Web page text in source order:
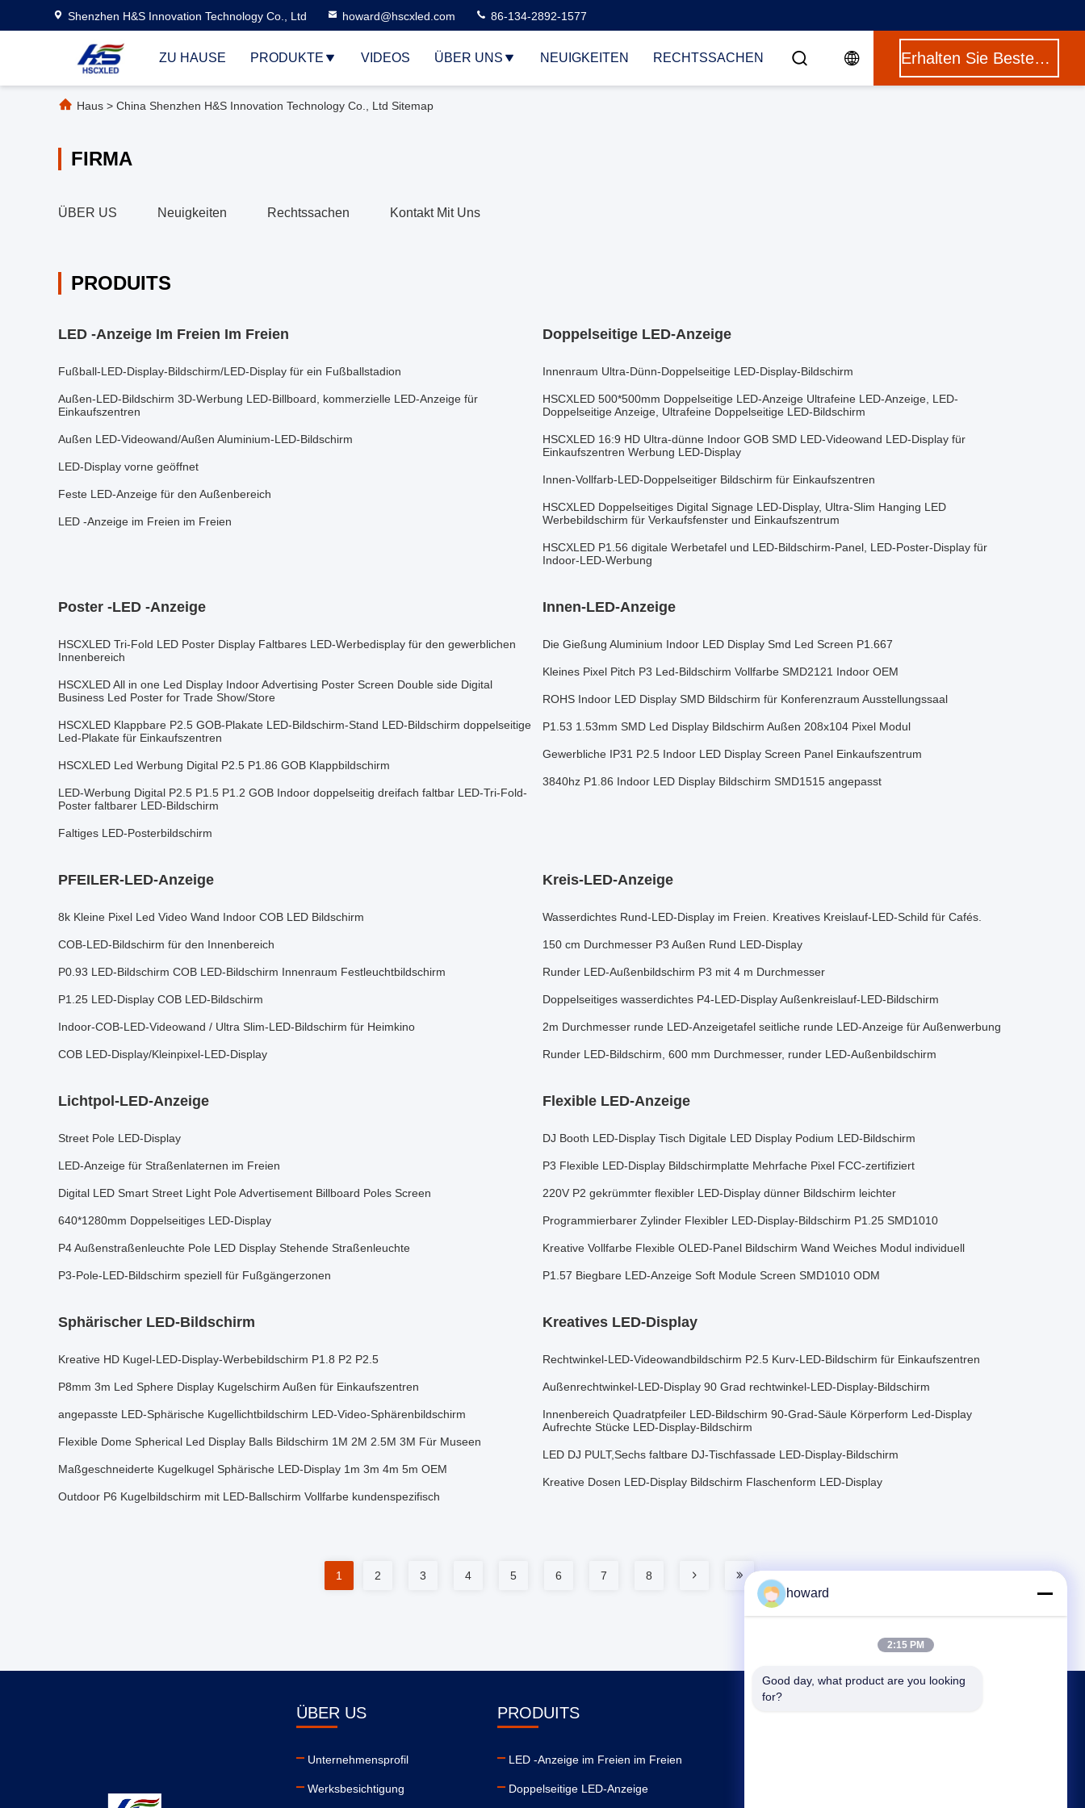
Shenzhen H&S Innovation Technology Co., Ltd howard@hscxled.com 86-134-2892-1577
ZU HAUSE PRODUKTE VIDEOS ÜBER UNS NEUIGKEITEN RECHTSSACHEN Erhalten Sie Besten Preis
Haus > China Shenzhen H&S Innovation Technology Co., Ltd Sitemap
FIRMA
ÜBER US Neuigkeiten Rechtssachen Kontakt Mit Uns
PRODUITS
LED -Anzeige Im Freien Im Freien
Fußball-LED-Display-Bildschirm/LED-Display für ein Fußballstadion
Außen-LED-Bildschirm 3D-Werbung LED-Billboard, kommerzielle LED-Anzeige für
Einkaufszentren
Außen LED-Videowand/Außen Aluminium-LED-Bildschirm
LED-Display vorne geöffnet
Feste LED-Anzeige für den Außenbereich
LED -Anzeige im Freien im Freien
Doppelseitige LED-Anzeige
Innenraum Ultra-Dünn-Doppelseitige LED-Display-Bildschirm
HSCXLED 500*500mm Doppelseitige LED-Anzeige Ultrafeine LED-Anzeige, LED-
Doppelseitige Anzeige, Ultrafeine Doppelseitige LED-Bildschirm
HSCXLED 16:9 HD Ultra-dünne Indoor GOB SMD LED-Videowand LED-Display für
Einkaufszentren Werbung LED-Display
Innen-Vollfarb-LED-Doppelseitiger Bildschirm für Einkaufszentren
HSCXLED Doppelseitiges Digital Signage LED-Display, Ultra-Slim Hanging LED
Werbebildschirm für Verkaufsfenster und Einkaufszentrum
HSCXLED P1.56 digitale Werbetafel und LED-Bildschirm-Panel, LED-Poster-Display für
Indoor-LED-Werbung
Poster -LED -Anzeige
HSCXLED Tri-Fold LED Poster Display Faltbares LED-Werbedisplay für den gewerblichen
Innenbereich
HSCXLED All in one Led Display Indoor Advertising Poster Screen Double side Digital
Business Led Poster for Trade Show/Store
HSCXLED Klappbare P2.5 GOB-Plakate LED-Bildschirm-Stand LED-Bildschirm doppelseitige
Led-Plakate für Einkaufszentren
HSCXLED Led Werbung Digital P2.5 P1.86 GOB Klappbildschirm
LED-Werbung Digital P2.5 P1.5 P1.2 GOB Indoor doppelseitig dreifach faltbar LED-Tri-Fold-
Poster faltbarer LED-Bildschirm
Faltiges LED-Posterbildschirm
Innen-LED-Anzeige
Die Gießung Aluminium Indoor LED Display Smd Led Screen P1.667
Kleines Pixel Pitch P3 Led-Bildschirm Vollfarbe SMD2121 Indoor OEM
ROHS Indoor LED Display SMD Bildschirm für Konferenzraum Ausstellungssaal
P1.53 1.53mm SMD Led Display Bildschirm Außen 208x104 Pixel Modul
Gewerbliche IP31 P2.5 Indoor LED Display Screen Panel Einkaufszentrum
3840hz P1.86 Indoor LED Display Bildschirm SMD1515 angepasst
PFEILER-LED-Anzeige
8k Kleine Pixel Led Video Wand Indoor COB LED Bildschirm
COB-LED-Bildschirm für den Innenbereich
P0.93 LED-Bildschirm COB LED-Bildschirm Innenraum Festleuchtbildschirm
P1.25 LED-Display COB LED-Bildschirm
Indoor-COB-LED-Videowand / Ultra Slim-LED-Bildschirm für Heimkino
COB LED-Display/Kleinpixel-LED-Display
Kreis-LED-Anzeige
Wasserdichtes Rund-LED-Display im Freien. Kreatives Kreislauf-LED-Schild für Cafés.
150 cm Durchmesser P3 Außen Rund LED-Display
Runder LED-Außenbildschirm P3 mit 4 m Durchmesser
Doppelseitiges wasserdichtes P4-LED-Display Außenkreislauf-LED-Bildschirm
2m Durchmesser runde LED-Anzeigetafel seitliche runde LED-Anzeige für Außenwerbung
Runder LED-Bildschirm, 600 mm Durchmesser, runder LED-Außenbildschirm
Lichtpol-LED-Anzeige
Street Pole LED-Display
LED-Anzeige für Straßenlaternen im Freien
Digital LED Smart Street Light Pole Advertisement Billboard Poles Screen
640*1280mm Doppelseitiges LED-Display
P4 Außenstraßenleuchte Pole LED Display Stehende Straßenleuchte
P3-Pole-LED-Bildschirm speziell für Fußgängerzonen
Flexible LED-Anzeige
DJ Booth LED-Display Tisch Digitale LED Display Podium LED-Bildschirm
P3 Flexible LED-Display Bildschirmplatte Mehrfache Pixel FCC-zertifiziert
220V P2 gekrümmter flexibler LED-Display dünner Bildschirm leichter
Programmierbarer Zylinder Flexibler LED-Display-Bildschirm P1.25 SMD1010
Kreative Vollfarbe Flexible OLED-Panel Bildschirm Wand Weiches Modul individuell
P1.57 Biegbare LED-Anzeige Soft Module Screen SMD1010 ODM
Sphärischer LED-Bildschirm
Kreative HD Kugel-LED-Display-Werbebildschirm P1.8 P2 P2.5
P8mm 3m Led Sphere Display Kugelschirm Außen für Einkaufszentren
angepasste LED-Sphärische Kugellichtbildschirm LED-Video-Sphärenbildschirm
Flexible Dome Spherical Led Display Balls Bildschirm 1M 2M 2.5M 3M Für Museen
Maßgeschneiderte Kugelkugel Sphärische LED-Display 1m 3m 4m 5m OEM
Outdoor P6 Kugelbildschirm mit LED-Ballschirm Vollfarbe kundenspezifisch
Kreatives LED-Display
Rechtwinkel-LED-Videowandbildschirm P2.5 Kurv-LED-Bildschirm für Einkaufszentren
Außenrechtwinkel-LED-Display 90 Grad rechtwinkel-LED-Display-Bildschirm
Innenbereich Quadratpfeiler LED-Bildschirm 90-Grad-Säule Körperform Led-Display
Aufrechte Stücke LED-Display-Bildschirm
LED DJ PULT,Sechs faltbare DJ-Tischfassade LED-Display-Bildschirm
Kreative Dosen LED-Display Bildschirm Flaschenform LED-Display
1 2 3 4 5 6 7 8
ÜBER US
Unternehmensprofil
Werksbesichtigung
PRODUITS
LED -Anzeige im Freien im Freien
Doppelseitige LED-Anzeige
howard
2:15 PM
Good day, what product are you looking
for?